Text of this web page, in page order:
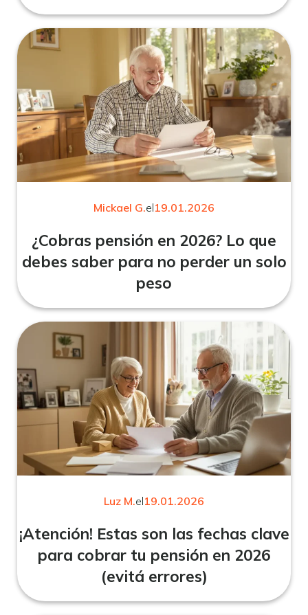
Mickael G.el19.01.2026
¿Cobras pensión en 2026? Lo que
debes saber para no perder un solo
peso
Luz M.el19.01.2026
¡Atención! Estas son las fechas clave
para cobrar tu pensión en 2026
(evitá errores)